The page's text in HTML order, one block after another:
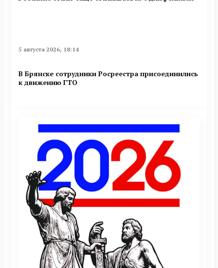
5 августа 2026, 18:14
В Брянске сотрудники Росреестра присоединились
к движению ГТО